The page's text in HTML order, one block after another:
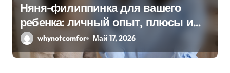
Няня-филиппинка для вашего
ребенка: личный опыт, плюсы и
минусы «англоязычной марии»
whynotcomfor Май 17, 2026